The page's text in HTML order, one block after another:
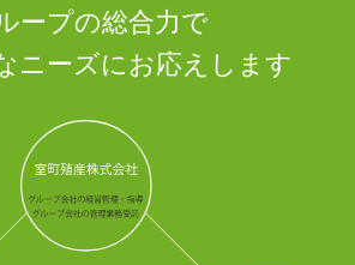
ープの総合力で
ニーズにお応えします